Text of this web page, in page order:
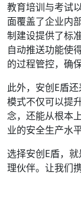
教育培训与考试
面覆盖了企业内
制建设提供了标
自动推送功能使
的过程管控，确
此外，安创E盾
模式不仅可以提
念，还能从根本
业的安全生产水
选择安创E盾，
理伙伴。让我们